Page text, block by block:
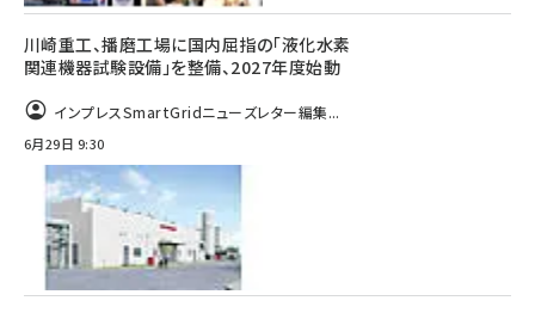
川崎重工、播磨工場に国内屈指の「液化水素
関連機器試験設備」を整備、2027年度始動
インプレスSmartGridニューズレター編集...
6月29日 9:30